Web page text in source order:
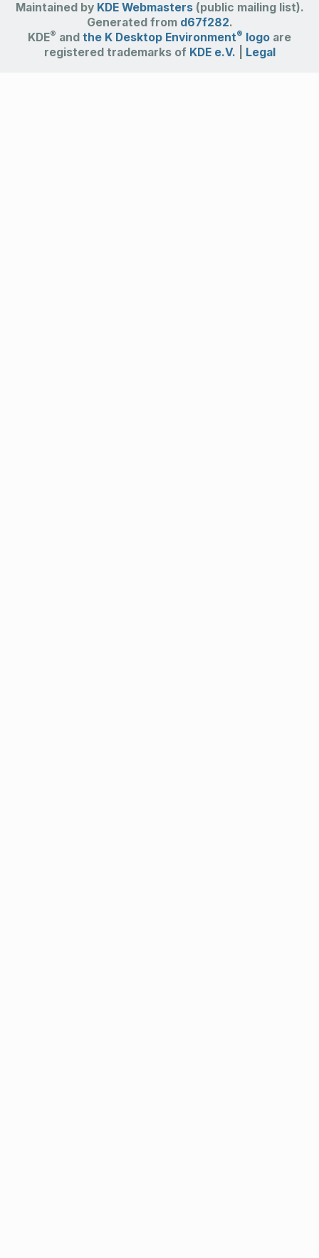
Maintained by KDE Webmasters(public mailing list).
Generated from d67f282.
KDE® and the K Desktop Environment® logo are
registered trademarks of KDE e.V. Legal